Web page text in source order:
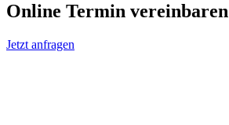
Online Termin vereinbaren
Jetzt anfragen